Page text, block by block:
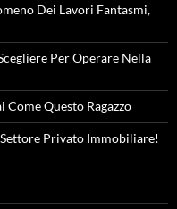
Dei Lavori Fantasmi,
Per Operare Nella
Questo Ragazzo
Privato Immobiliare!